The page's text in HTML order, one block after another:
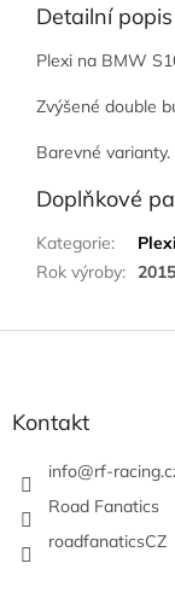
Detailní
Plexi na BMW
Zvýšené double
Barevné
Doplňkové
Kategorie:
Rok výroby:
Z
Kontakt
info@rf-
Road Fanatics
roadfanaticsCZ